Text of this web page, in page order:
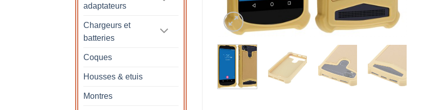
adaptateurs
Chargeurs et
batteries
Coques
Housses & etuis
Montres